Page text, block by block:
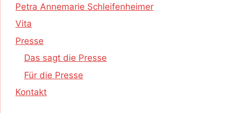
Petra Annemarie Schleifenheimer
Vita
Presse
Das sagt die Presse
Für die Presse
Kontakt